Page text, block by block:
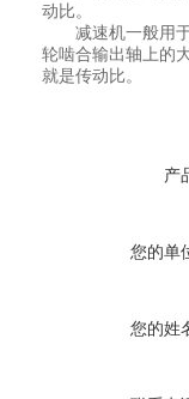
动比。
减速机一般用于
轮啮合输出轴上的
就是传动比。
产
您的单
您的姓